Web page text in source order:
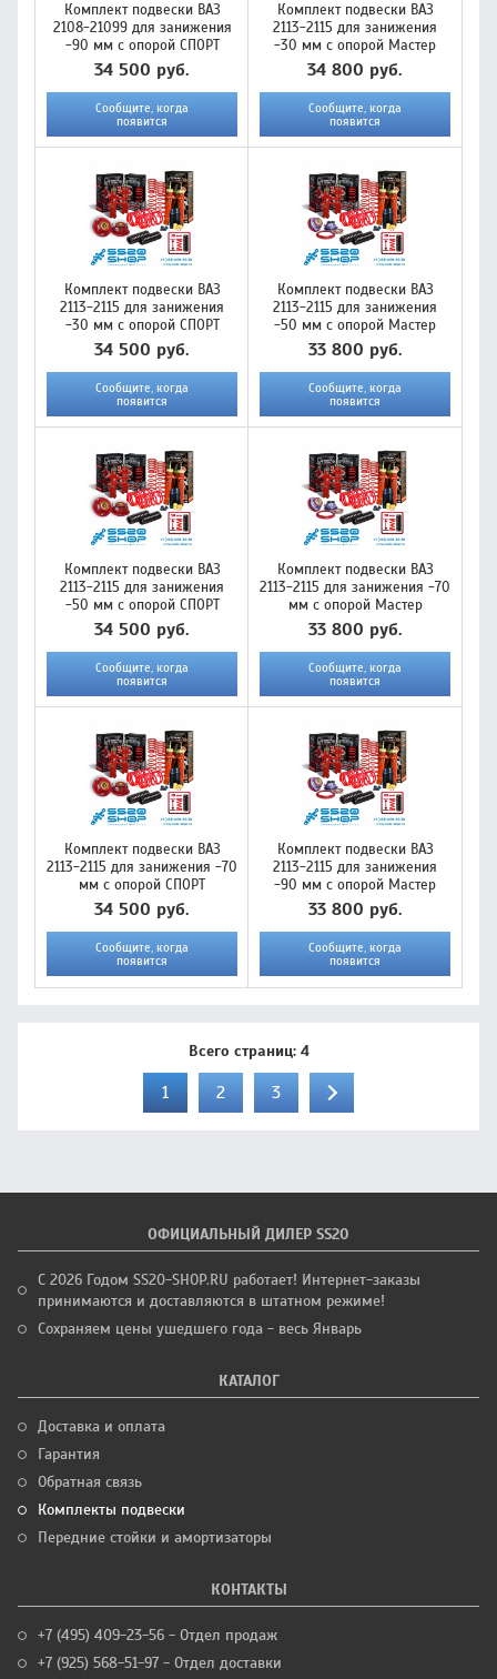
Комплект подвески ВАЗ
2108-21099 для занижения
-90 мм с опорой СПОРТ
34 500 руб.
Сообщите, когда
появится
Комплект подвески ВАЗ
2113-2115 для занижения
-30 мм с опорой Мастер
34 800 руб.
Сообщите, когда
появится
Комплект подвески ВАЗ
2113-2115 для занижения
-30 мм с опорой СПОРТ
34 500 руб.
Сообщите, когда
появится
Комплект подвески ВАЗ
2113-2115 для занижения
-50 мм с опорой Мастер
33 800 руб.
Сообщите, когда
появится
Комплект подвески ВАЗ
2113-2115 для занижения
-50 мм с опорой СПОРТ
34 500 руб.
Сообщите, когда
появится
Комплект подвески ВАЗ
2113-2115 для занижения -70
мм с опорой Мастер
33 800 руб.
Сообщите, когда
появится
Комплект подвески ВАЗ
2113-2115 для занижения -70
мм с опорой СПОРТ
34 500 руб.
Сообщите, когда
появится
Комплект подвески ВАЗ
2113-2115 для занижения
-90 мм с опорой Мастер
33 800 руб.
Сообщите, когда
появится
Всего страниц: 4
1 2 3
ОФИЦИАЛЬНЫЙ ДИЛЕР SS20
С 2026 Годом SS20-SHOP.RU работает! Интернет-заказы
принимаются и доставляются в штатном режиме!
Сохраняем цены ушедшего года - весь Январь
КАТАЛОГ
Доставка и оплата
Гарантия
Обратная связь
Комплекты подвески
Передние стойки и амортизаторы
КОНТАКТЫ
+7 (495) 409-23-56 - Отдел продаж
+7 (925) 568-51-97 - Отдел доставки